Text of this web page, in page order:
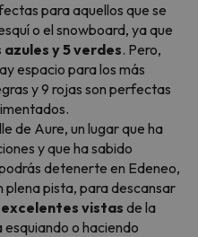
para aquellos que se
o elsnowboard, ya que
y 5 verdes. Pero,
espacio para los más
y 9 rojas son perfectas
de Aure, un lugar que ha
y que ha sabido
detenerte en Edeneo,
plena pista, para descansar
excelentes vistas de la
o haciendo